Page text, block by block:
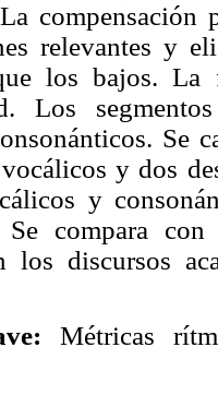
compensación
relevantes y
los bajos. La
Los
Se
y dos
y
Se compara
los discursos
Métricas